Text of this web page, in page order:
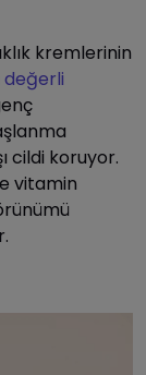
kremlerinin
değerli
cildi koruyor.
vitamin